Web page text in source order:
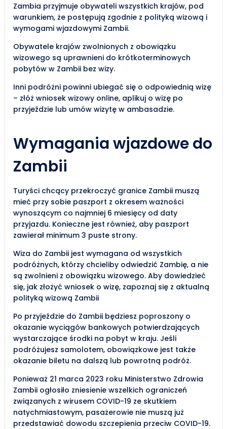
Zambia przyjmuje obywateli wszystkich krajów, pod
warunkiem, że postępują zgodnie z polityką wizową i
wymogami wjazdowymi Zambii.
Obywatele krajów zwolnionych z obowiązku
wizowego są uprawnieni do krótkoterminowych
pobytów w Zambii bez wizy.
Inni podróżni powinni ubiegać się o odpowiednią wizę
– złóż wniosek wizowy online, aplikuj o wizę po
przyjeździe lub umów wizytę w ambasadzie.
Wymagania wjazdowe do
Zambii
Turyści chcący przekroczyć granice Zambii muszą
mieć przy sobie paszport z okresem ważności
wynoszącym co najmniej 6 miesięcy od daty
przyjazdu. Konieczne jest również, aby paszport
zawierał minimum 3 puste strony.
Wiza do Zambii jest wymagana od wszystkich
podróżnych, którzy chcieliby odwiedzić Zambię, a nie
są zwolnieni z obowiązku wizowego. Aby dowiedzieć
się, jak złożyć wniosek o wizę, zapoznaj się z aktualną
polityką wizową Zambii
Po przyjeździe do Zambii będziesz poproszony o
okazanie wyciągów bankowych potwierdzających
wystarczające środki na pobyt w kraju. Jeśli
podróżujesz samolotem, obowiązkowe jest także
okazanie biletu na dalszą lub powrotną podróż.
Ponieważ 21 marca 2023 roku Ministerstwo Zdrowia
Zambii ogłosiło zniesienie wszelkich ograniczeń
związanych z wirusem COVID-19 ze skutkiem
natychmiastowym, pasażerowie nie muszą już
przedstawiać dowodu szczepienia przeciw COVID-19.